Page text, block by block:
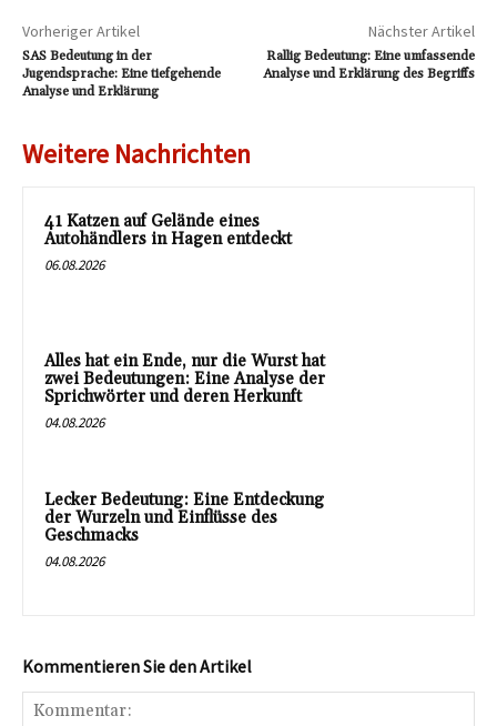
Vorheriger Artikel
SAS Bedeutung in der
Jugendsprache: Eine tiefgehende
Analyse und Erklärung
Nächster Artikel
Rallig Bedeutung: Eine umfassende
Analyse und Erklärung des Begriffs
Weitere Nachrichten
41 Katzen auf Gelände eines
Autohändlers in Hagen entdeckt
06.08.2026
Alles hat ein Ende, nur die Wurst hat
zwei Bedeutungen: Eine Analyse der
Sprichwörter und deren Herkunft
04.08.2026
Lecker Bedeutung: Eine Entdeckung
der Wurzeln und Einflüsse des
Geschmacks
04.08.2026
Kommentieren Sie den Artikel